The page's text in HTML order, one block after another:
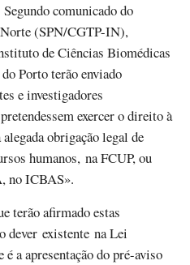
comunicado do
(SPN/CGTP-IN),
de Ciências Biomédicas
Porto terão enviado
e investigadores
exercer o direito à
obrigação legal de
humanos, na FCUP, ou
no ICBAS».
terão afirmado estas
dever existente na Lei
a apresentação do pré-aviso